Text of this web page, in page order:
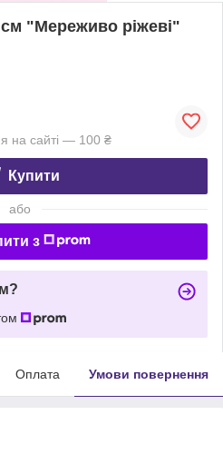
"Мереживо ріжеві"
на сайті — 100 ₴
Купити
або
з
Оплата Умови повернення